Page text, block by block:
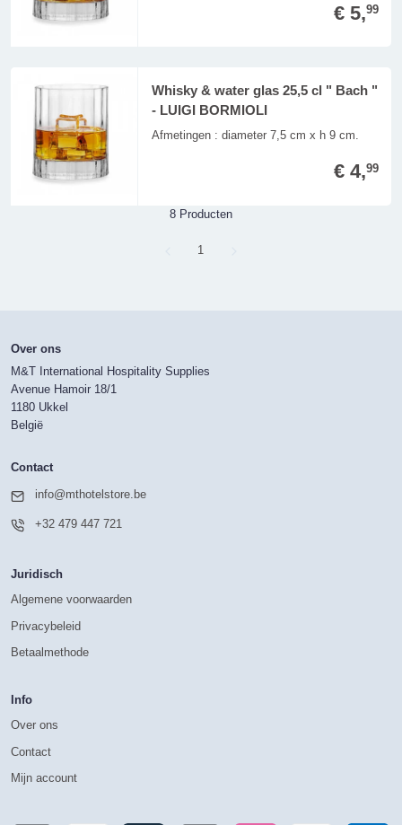
€ 5,99
Whisky & water glas 25,5 cl " Bach "
- LUIGI BORMIOLI
Afmetingen : diameter 7,5 cm x h 9 cm.
€ 4,99
8 Producten
Page
1
Over ons
M&T International Hospitality Supplies
Avenue Hamoir 18/1
1180 Ukkel
België
Contact
info@mthotelstore.be
+32 479 447 721
Juridisch
Algemene voorwaarden
Privacybeleid
Betaalmethode
Info
Over ons
Contact
Mijn account